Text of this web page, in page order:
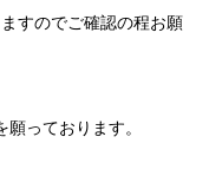
すのでご確認の程お願
願っております。